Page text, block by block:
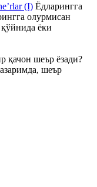
(I) Ёдларингга
олурмисан
ёки
шеър ёзади?
шеър